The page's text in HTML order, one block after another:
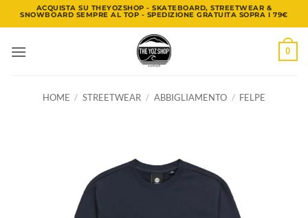
ai
ACQUISTA SU THEYOZSHOP - SKATEBOARD, STREETWEAR &
SNOWBOARD SEMPRE AL TOP - SPEDIZIONE GRATUITA SOPRA I 79€
0
HOME / STREETWEAR / ABBIGLIAMENTO / FELPE